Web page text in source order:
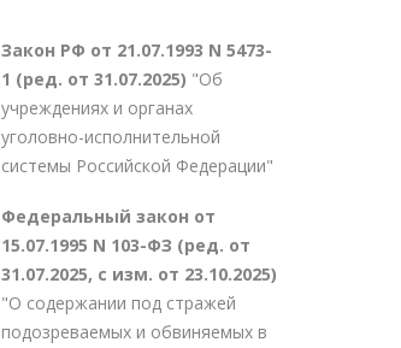
Закон РФ от 21.07.1993 N 5473-
1 (ред. от 31.07.2025) "Об
учреждениях и органах
уголовно-исполнительной
системы Российской Федерации"
Федеральный закон от
15.07.1995 N 103-ФЗ (ред. от
31.07.2025, с изм. от 23.10.2025)
"О содержании под стражей
подозреваемых и обвиняемых в